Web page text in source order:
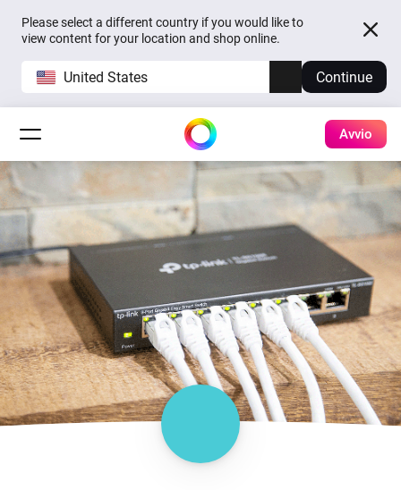
Please select a different country if you would like to
view content for your location and shop online.
United States Continue
Avvio